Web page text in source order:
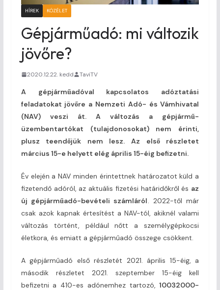
HÍREK KÖZÉLET
Gépjárműadó: mi változik
jövőre?
2020.12.22. kedd TaviTV
A gépjárműadóval kapcsolatos adóztatási
feladatokat jövőre a Nemzeti Adó- és Vámhivatal
(NAV) veszi át. A változás a gépjármű-
üzembentartókat (tulajdonosokat) nem érinti,
plusz teendőjük nem lesz. Az első részletet
március 15-e helyett elég április 15-éig befizetni.
Év elején a NAV minden érintettnek határozatot küld a
fizetendő adóról, az aktuális fizetési határidőkről és az
új gépjárműadó-bevételi számláról. 2022-től már
csak azok kapnak értesítést a NAV-tól, akiknél valami
változás történt, például nőtt a személygépkocsi
életkora, és emiatt a gépjárműadó összege csökkent.
A gépjárműadó első részletét 2021. április 15-éig, a
második részletet 2021. szeptember 15-éig kell
befizetni a 410-es adónemhez tartozó,10032000-